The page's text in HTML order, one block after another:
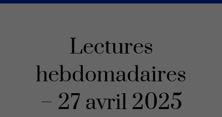
Lectures
hebdomadaires
– 27 avril 2025